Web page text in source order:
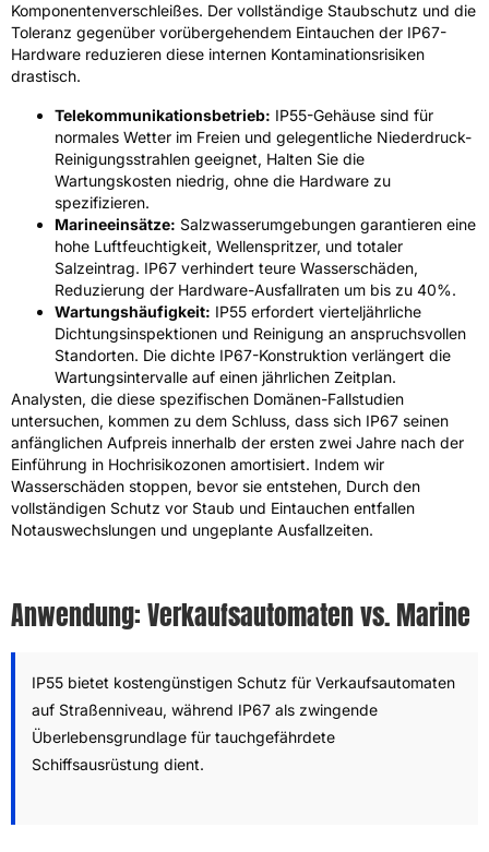
Komponentenverschleißes. Der vollständige Staubschutz und die
Toleranz gegenüber vorübergehendem Eintauchen der IP67-
Hardware reduzieren diese internen Kontaminationsrisiken
drastisch.
Telekommunikationsbetrieb: IP55-Gehäuse sind für
normales Wetter im Freien und gelegentliche Niederdruck-
Reinigungsstrahlen geeignet, Halten Sie die
Wartungskosten niedrig, ohne die Hardware zu
spezifizieren.
Marineeinsätze: Salzwasserumgebungen garantieren eine
hohe Luftfeuchtigkeit, Wellenspritzer, und totaler
Salzeintrag. IP67 verhindert teure Wasserschäden,
Reduzierung der Hardware-Ausfallraten um bis zu 40%.
Wartungshäufigkeit: IP55 erfordert vierteljährliche
Dichtungsinspektionen und Reinigung an anspruchsvollen
Standorten. Die dichte IP67-Konstruktion verlängert die
Wartungsintervalle auf einen jährlichen Zeitplan.
Analysten, die diese spezifischen Domänen-Fallstudien
untersuchen, kommen zu dem Schluss, dass sich IP67 seinen
anfänglichen Aufpreis innerhalb der ersten zwei Jahre nach der
Einführung in Hochrisikozonen amortisiert. Indem wir
Wasserschäden stoppen, bevor sie entstehen, Durch den
vollständigen Schutz vor Staub und Eintauchen entfallen
Notauswechslungen und ungeplante Ausfallzeiten.
Anwendung: Verkaufsautomaten vs. Marine
IP55 bietet kostengünstigen Schutz für Verkaufsautomaten
auf Straßenniveau, während IP67 als zwingende
Überlebensgrundlage für tauchgefährdete
Schiffsausrüstung dient.